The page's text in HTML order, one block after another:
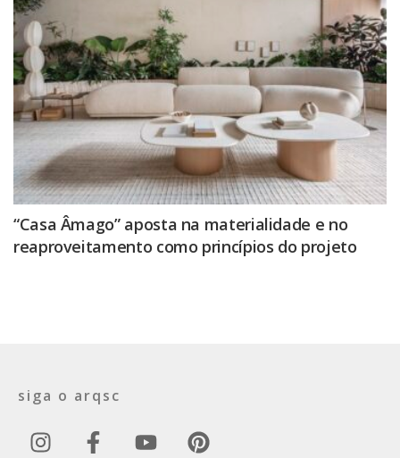
“Casa Âmago” aposta na materialidade e no
reaproveitamento como princípios do projeto
siga o arqsc